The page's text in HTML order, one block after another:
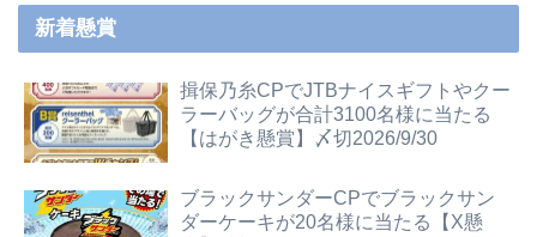
新着懸賞
揖保乃糸CPでJTBナイスギフトやクー
ラーバッグが合計3100名様に当たる
【はがき懸賞】〆切2026/9/30
ブラックサンダーCPでブラックサン
ダーケーキが20名様に当たる【X懸